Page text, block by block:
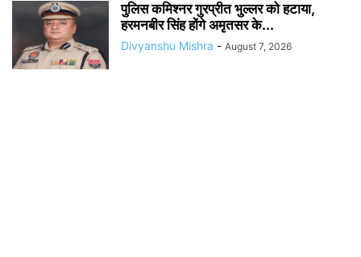
पुलिस कमिश्नर गुरप्रीत भुल्लर को हटाया,
हरमनबीर सिंह होंगे अमृतसर के...
Divyanshu Mishra - August 7, 2026